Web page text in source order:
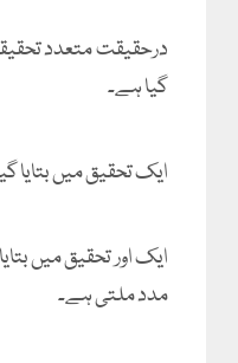
درحقیقت متعدد
گیا ہے۔
ایک تحقیق میں بتایا
ایک اور تحقیق میں
مدد ملتی ہے۔